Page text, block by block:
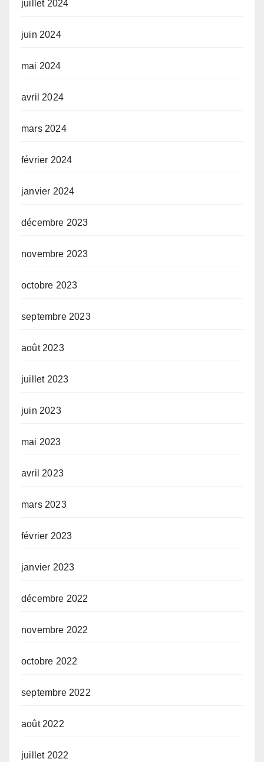
juillet 2024
juin 2024
mai 2024
avril 2024
mars 2024
février 2024
janvier 2024
décembre 2023
novembre 2023
octobre 2023
septembre 2023
août 2023
juillet 2023
juin 2023
mai 2023
avril 2023
mars 2023
février 2023
janvier 2023
décembre 2022
novembre 2022
octobre 2022
septembre 2022
août 2022
juillet 2022